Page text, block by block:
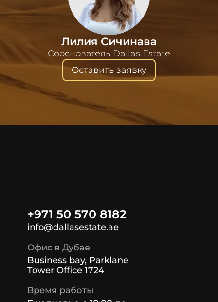
Лилия Сичинава
Сооснователь Dallas Estate
Оставить заявку
+971 50 570 8182
info@dallasestate.ae
Офис в Дубае
Business bay, Parklane
Tower Office 1724
Время работы